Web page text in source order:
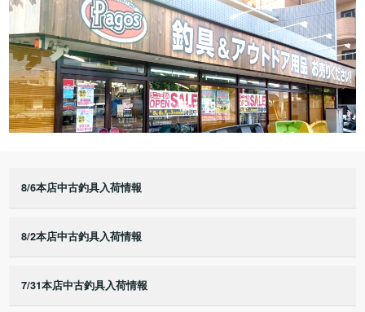
8/6本店中古釣具入荷情報
8/2本店中古釣具入荷情報
7/31本店中古釣具入荷情報